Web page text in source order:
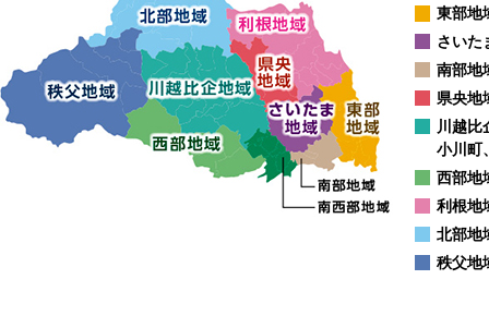
東部地
さいた
南部地
県央地
川越比
小川町
西部地
利根地
北部地
秩父地